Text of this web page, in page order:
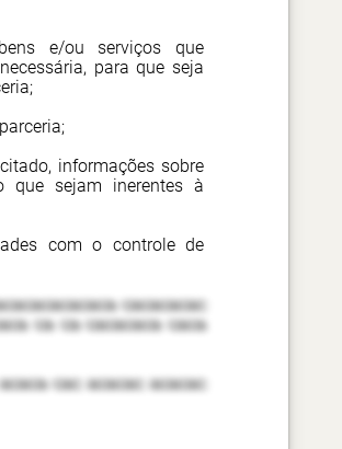
e/ou serviços que
para que seja
informações sobre
que sejam inerentes à
com o controle de
cacacacac
ca ca cacacaca caca
cac acacac acacac